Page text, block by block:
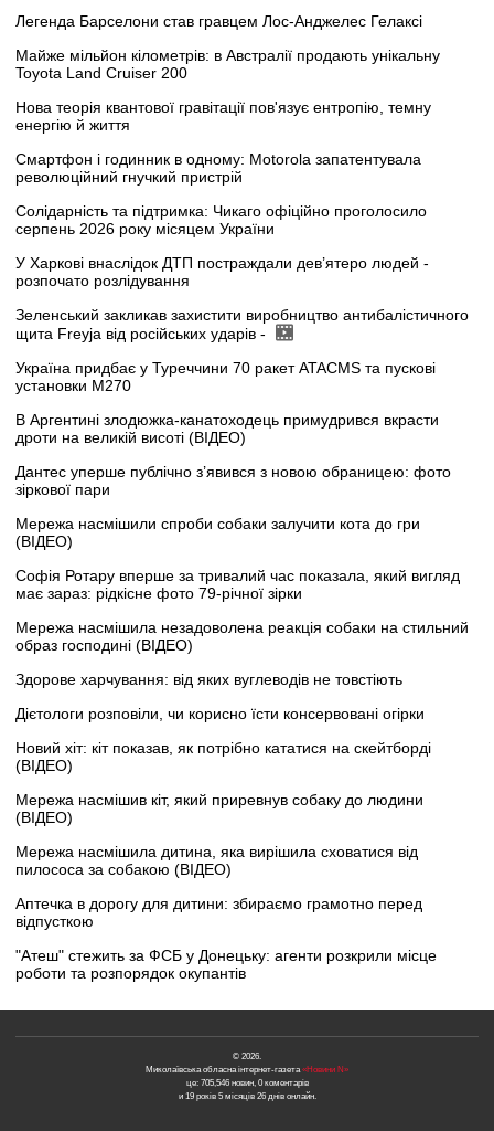
Легенда Барселони став гравцем Лос-Анджелес Гелаксі
Майже мільйон кілометрів: в Австралії продають унікальну
Toyota Land Cruiser 200
Нова теорія квантової гравітації пов'язує ентропію, темну
енергію й життя
Смартфон і годинник в одному: Motorola запатентувала
революційний гнучкий пристрій
Солідарність та підтримка: Чикаго офіційно проголосило
серпень 2026 року місяцем України
У Харкові внаслідок ДТП постраждали дев’ятеро людей -
розпочато розлідування
Зеленський закликав захистити виробництво антибалістичного
щита Freyja від російських ударів -
Україна придбає у Туреччини 70 ракет ATACMS та пускові
установки M270
В Аргентині злодюжка-канатоходець примудрився вкрасти
дроти на великій висоті (ВІДЕО)
Дантес уперше публічно з’явився з новою обраницею: фото
зіркової пари
Мережа насмішили спроби собаки залучити кота до гри
(ВІДЕО)
Софія Ротару вперше за тривалий час показала, який вигляд
має зараз: рідкісне фото 79-річної зірки
Мережа насмішила незадоволена реакція собаки на стильний
образ господині (ВІДЕО)
Здорове харчування: від яких вуглеводів не товстіють
Дієтологи розповіли, чи корисно їсти консервовані огірки
Новий хіт: кіт показав, як потрібно кататися на скейтборді
(ВІДЕО)
Мережа насмішив кіт, який приревнув собаку до людини
(ВІДЕО)
Мережа насмішила дитина, яка вирішила сховатися від
пилососа за собакою (ВІДЕО)
Аптечка в дорогу для дитини: збираємо грамотно перед
відпусткою
"Атеш" стежить за ФСБ у Донецьку: агенти розкрили місце
роботи та розпорядок окупантів
© 2026.
Миколаївська обласна інтернет-газета«Новини N»
це: 705,546 новин, 0 коментарів
и 19 років 5 місяців 26 днів онлайн.